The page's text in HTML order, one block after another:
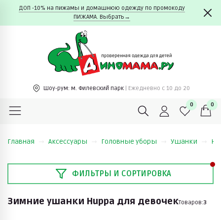
ДОП -10% на пижамы и домашнюю одежду по промокоду
ПИЖАМА. Выбрать→
Шоу-рум: м. Филевский парк | Ежедневно c 10 до 20
0 0
Главная Аксессуары Головные уборы Ушанки
ФИЛЬТРЫ И СОРТИРОВКА
Зимние ушанки Huppa для девочекТоваров:3